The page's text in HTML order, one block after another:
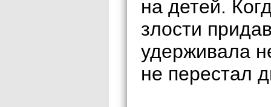
на детей.
злости
удерживала
не перестал